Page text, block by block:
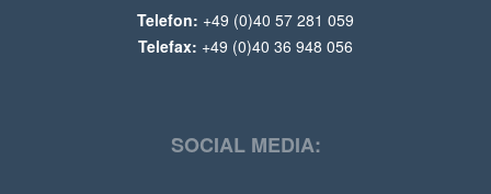
Telefon: +49 (0)40 57 281 059
Telefax: +49 (0)40 36 948 056
SOCIAL MEDIA: